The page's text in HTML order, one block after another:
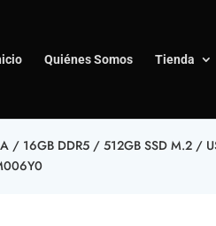
Quiénes Somos Tienda
/ 16GB DDR5 / 512GB SSD M.2 /